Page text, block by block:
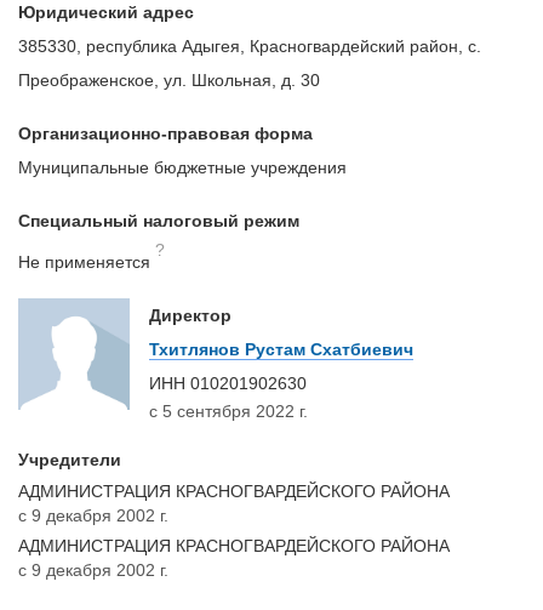
Юридический адрес
385330, республика Адыгея, Красногвардейский район, с.
Преображенское, ул. Школьная, д. 30
Организационно-правовая форма
Муниципальные бюджетные учреждения
Специальный налоговый режим
Не применяется
?
Директор
Тхитлянов Рустам Схатбиевич
ИНН 010201902630
с 5 сентября 2022 г.
Учредители
АДМИНИСТРАЦИЯ КРАСНОГВАРДЕЙСКОГО РАЙОНА
с 9 декабря 2002 г.
АДМИНИСТРАЦИЯ КРАСНОГВАРДЕЙСКОГО РАЙОНА
с 9 декабря 2002 г.